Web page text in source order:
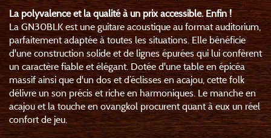
La polyvalence et la qualité à un prix accessible. Enfin !
La GN30BLK est une guitare acoustique au format auditorium,
parfaitement adaptée à toutes les situations. Elle bénéficie
d'une construction solide et de lignes épurées qui lui confèrent
un caractère fiable et élégant. Dotée d'une table en épicéa
massif ainsi que d'un dos et d’éclisses en acajou, cette folk
délivre un son précis et riche en harmoniques. Le manche en
acajou et la touche en ovangkol procurent quant à eux un réel
confort de jeu.